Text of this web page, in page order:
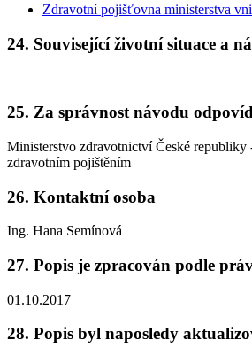
Zdravotní pojišťovna ministerstva
24. Související životní situace a
25. Za správnost návodu
Ministerstvo zdravotnictví České republiky
zdravotním pojištěním
26. Kontaktní osoba
Ing. Hana Semínová
27. Popis je zpracován podle
01.10.2017
28. Popis byl naposledy